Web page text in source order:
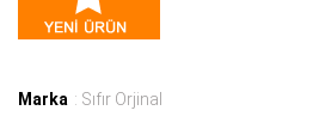
Marka : Sıfır Orjinal